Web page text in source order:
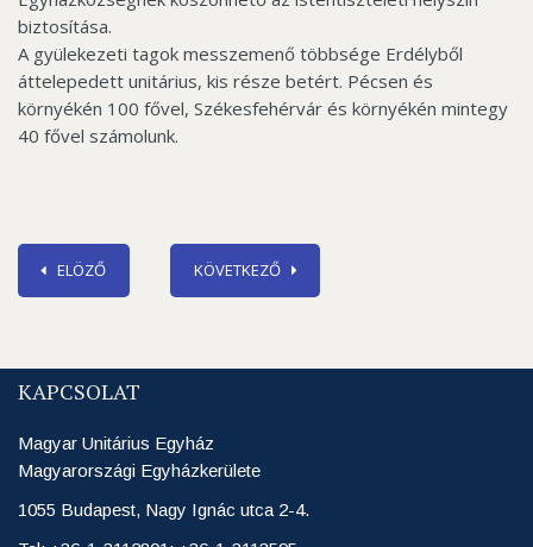
biztosítása.
A gyülekezeti tagok messzemenő többsége Erdélyből
áttelepedett unitárius, kis része betért. Pécsen és
környékén 100 fővel, Székesfehérvár és környékén mintegy
40 fővel számolunk.
ELÖZŐ KÖVETKEZŐ
KAPCSOLAT
Magyar Unitárius Egyház
Magyarországi Egyházkerülete
1055 Budapest, Nagy Ignác utca 2-4.